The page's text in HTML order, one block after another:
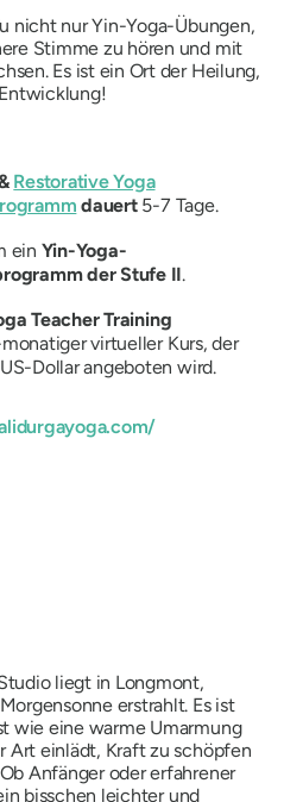
nicht nur Yin-Yoga-Übungen,
Stimme zu hören und mit
Es ist ein Ort der Heilung,
Restorative Yoga
dauert5-7 Tage.
ein Yin-Yoga-
der Stufe II.
Teacher Training
virtueller Kurs, der
Dollar angeboten wird.
liegt in Longmont,
erstrahlt. Es ist
wie eine warme Umarmung
Art einlädt, Kraft zu schöpfen
Anfänger oder erfahrener
bisschen leichter und